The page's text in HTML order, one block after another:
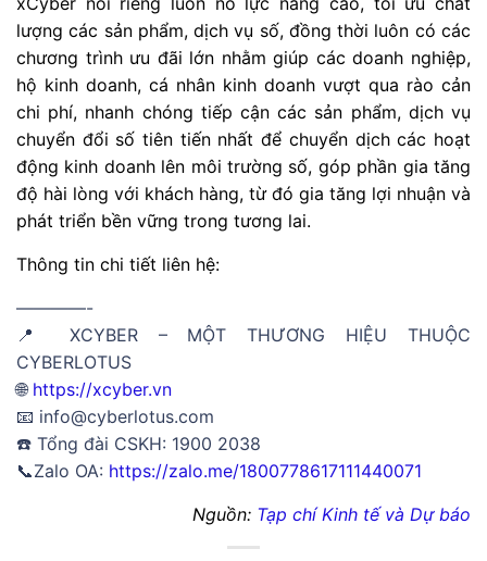
lượng các sản phẩm, dịch vụ số, đồng thời luôn có các
chương trình ưu đãi lớn nhằm giúp các doanh nghiệp,
hộ kinh doanh, cá nhân kinh doanh vượt qua rào cản
chi phí, nhanh chóng tiếp cận các sản phẩm, dịch vụ
chuyển đổi số tiên tiến nhất để chuyển dịch các hoạt
động kinh doanh lên môi trường số, góp phần gia tăng
độ hài lòng với khách hàng, từ đó gia tăng lợi nhuận và
phát triển bền vững trong tương lai.
Thông tin chi tiết liên hệ:
————-
📍 XCYBER – MỘT THƯƠNG HIỆU THUỘC
CYBERLOTUS
🌐 https://xcyber.vn
📧 info@cyberlotus.com
☎️ Tổng đài CSKH: 1900 2038
📞Zalo OA: https://zalo.me/1800778617111440071
Nguồn: Tạp chí Kinh tế và Dự báo